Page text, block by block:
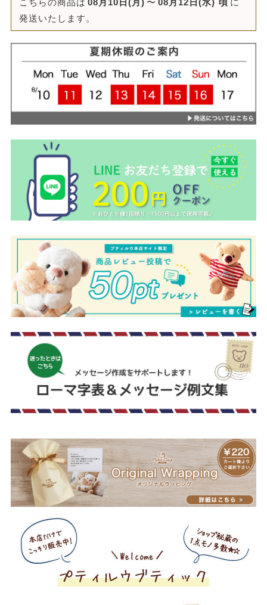
こちらの商品は 08月10日(月) 〜 08月12日(水) 頃 に
発送いたします。